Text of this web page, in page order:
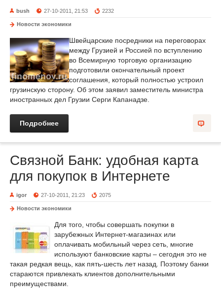
bush 27-10-2011, 21:53 2232
Новости экономики
Швейцарские посредники на переговорах
между Грузией и Россией по вступлению
во Всемирную торговую организацию
подготовили окончательный проект
соглашения, который полностью устроил
грузинскую сторону. Об этом заявил заместитель министра
иностранных дел Грузии Серги Капанадзе.
Подробнее
Связной Банк: удобная карта
для покупок в Интернете
igor 27-10-2011, 21:23 2075
Новости экономики
Для того, чтобы совершать покупки в
зарубежных Интернет-магазинах или
оплачивать мобильный через сеть, многие
используют банковские карты – сегодня это не
такая редкая вещь, как пять-шесть лет назад. Поэтому банки
стараются привлекать клиентов дополнительными
преимуществами.